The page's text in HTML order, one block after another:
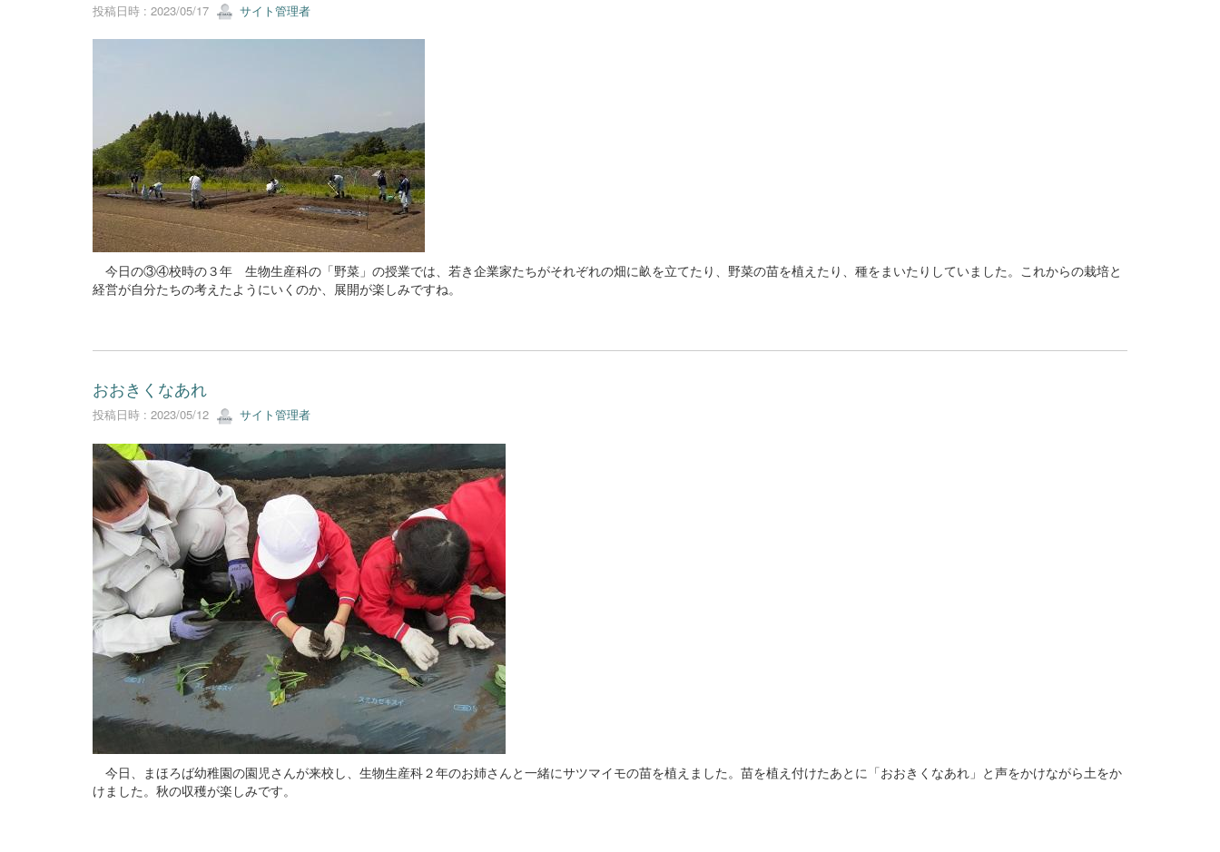
投稿日時 : 2023/05/17 サイト管理者
今日の③④校時の３年 生物生産科の「野菜」の授業では、若き企業家たちがそれぞれの畑に畝を立てたり、野菜の苗を植えたり、種をまいたりしていました。これからの栽培と
経営が自分たちの考えたようにいくのか、展開が楽しみですね。
おおきくなあれ
投稿日時 : 2023/05/12 サイト管理者
今日、まほろば幼稚園の園児さんが来校し、生物生産科２年のお姉さんと一緒にサツマイモの苗を植えました。苗を植え付けたあとに「おおきくなあれ」と声をかけながら土をか
けました。秋の収穫が楽しみです。